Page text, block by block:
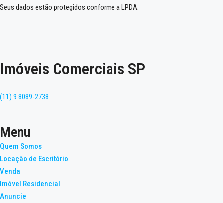
Seus dados estão protegidos conforme a LPDA.
Imóveis Comerciais SP
(11) 9 8089-2738
Menu
Quem Somos
Locação de Escritório
Venda
Imóvel Residencial
Anuncie